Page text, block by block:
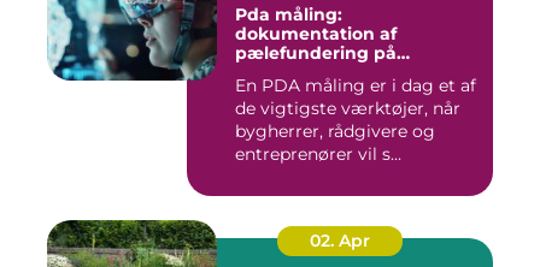
Pda måling:
dokumentation af
pælefundering på
En PDA måling er i dag et af
de vigtigste værktøjer, når
bygherrer, rådgivere og
entreprenører vil s...
02. Apr